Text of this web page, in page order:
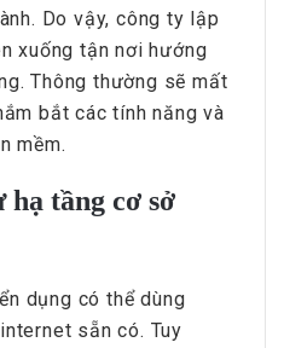
Do vậy, công ty lập
xuống tận nơi hướng
Thông thường sẽ mất
bắt các tính năng và
mềm.
tầng cơ sở
dụng có thể dùng
sẵn có. Tuy